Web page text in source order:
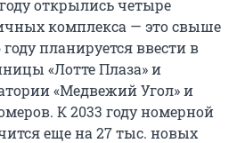
открылись четыре
комплекса — это свыше
планируется ввести в
«Лотте Плаза» и
«Медвежий Угол» и
К 2033 году номерной
еще на 27 тыс. новых